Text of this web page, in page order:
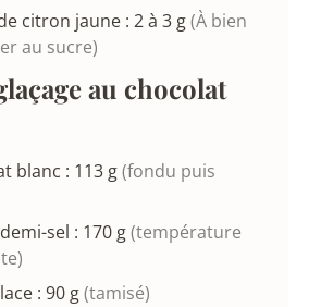
citron jaune : 2 à 3 g(À bien
au sucre)
au chocolat
blanc : 113 g(fondu puis
sel : 170 g(température
: 90 g(tamisé)